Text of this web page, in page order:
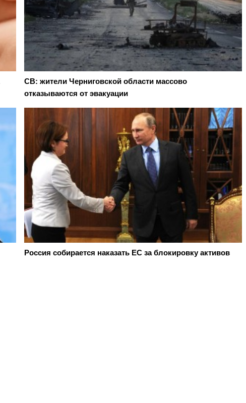
СВ: жители Черниговской области массово
отказываются от эвакуации
Россия собирается наказать EC за блокировку активов